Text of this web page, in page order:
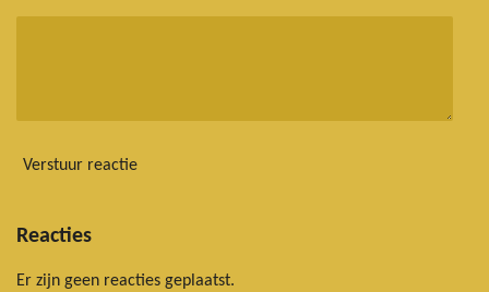
Verstuur reactie
Reacties
Er zijn geen reacties geplaatst.